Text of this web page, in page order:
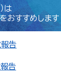
は
おすすめします
告
告